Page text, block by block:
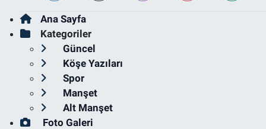
Ana Sayfa
Kategoriler
Güncel
Köşe Yazıları
Spor
Manşet
Alt Manşet
Foto Galeri